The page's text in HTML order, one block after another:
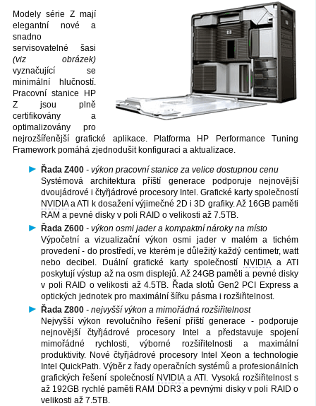
Modely série Z mají
elegantní nové a
snadno
servisovatelné šasi
(viz obrázek)
vyznačující se
minimální hlučností.
Pracovní stanice HP
Z jsou plně
certifikovány a
optimalizovány pro
nejrozšířenější grafické aplikace. Platforma HP Performance Tuning
Framework pomáhá zjednodušit konfiguraci a aktualizace.
Řada Z400 - výkon pracovní stanice za velice dostupnou cenu
Systémová architektura příští generace podporuje nejnovější
dvoujádrové i čtyřjádrové procesory Intel. Grafické karty společností
NVIDIAa ATI k dosažení výjimečné 2D i 3D grafiky. Až 16GB paměti
RAM a pevné disky v poli RAID o velikosti až 7.5TB.
Řada Z600 - výkon osmi jader a kompaktní nároky na místo
Výpočetní a vizualizační výkon osmi jader v malém a tichém
provedení - do prostředí, ve kterém je důležitý každý centimetr, watt
nebo decibel. Duální grafické karty společností
NVIDIAa ATI
poskytují výstup až na osm displejů. Až 24GB paměti a pevné disky
v poli RAID o velikosti až 4.5TB. Řada slotů Gen2 PCI Express a
optických jednotek pro maximální šířku pásma i rozšiřitelnost.
Řada Z800 - nejvyšší výkon a mimořádná rozšiřitelnost
Nejvyšší výkon revolučního řešení příští generace - podporuje
nejnovější čtyřjádrové procesory Intel a představuje spojení
mimořádné rychlosti, výborné rozšiřitelnosti a maximální
produktivity. Nové čtyřjádrové procesory Intel Xeon a technologie
Intel QuickPath. Výběr z řady operačních systémů a profesionálních
grafických řešení společností NVIDIAa ATI. Vysoká rozšiřitelnost s
až 192GB rychlé paměti RAM DDR3 a pevnými disky v poli RAID o
velikosti až 7.5TB.